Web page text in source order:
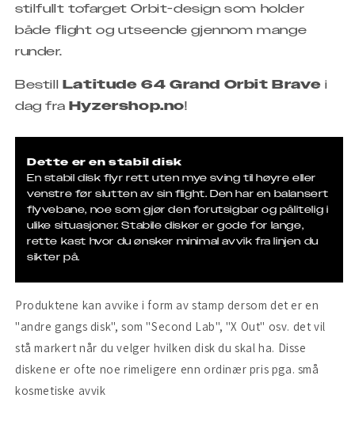
stilfullt tofarget Orbit-design som holder
både flight og utseende gjennom mange
runder.
Bestill Latitude 64 Grand Orbit Brave i
dag fra Hyzershop.no!
Dette er en stabil disk
En stabil disk flyr rett uten mye sving til høyre eller
venstre før slutten av sin flight. Den har en balansert
flyvebane, noe som gjør den forutsigbar og pålitelig i
ulike situasjoner. Stabile disker er gode for lange,
rette kast hvor du ønsker minimal avvik fra linjen du
sikter på.
Produktene kan avvike i form av stamp dersom det er en
"andre gangs disk", som "Second Lab", "X Out" osv. det vil
stå markert når du velger hvilken disk du skal ha. Disse
diskene er ofte noe rimeligere enn ordinær pris pga. små
kosmetiske avvik